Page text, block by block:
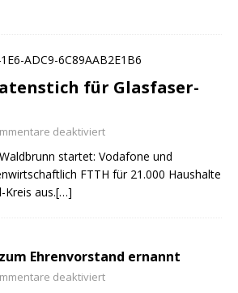
für Glasfaser-
deaktiviert
startet: Vodafone und
FTTH für 21.000 Haushalte
Kreis aus.[…]
Ehrenvorstand ernannt
deaktiviert